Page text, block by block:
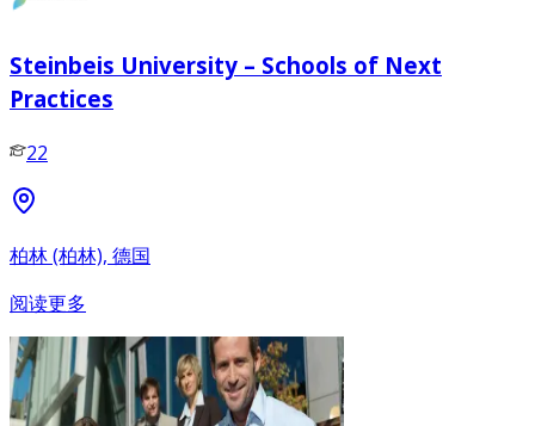
Steinbeis University – Schools of Next
Practices
22
柏林 (柏林), 德国
阅读更多